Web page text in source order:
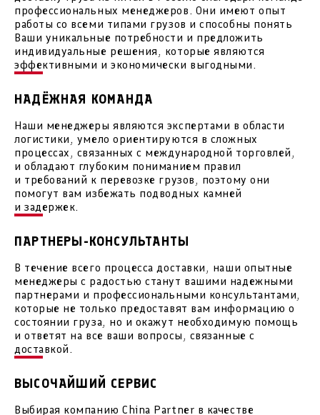
профессиональных менеджеров. Они имеют опыт
работы со всеми типами грузов и способны понять
Ваши уникальные потребности и предложить
индивидуальные решения, которые являются
эффективными и экономически выгодными.
НАДЁЖНАЯ КОМАНДА
Наши менеджеры являются экспертами в области
логистики, умело ориентируются в сложных
процессах, связанных с международной торговлей,
и обладают глубоким пониманием правил
и требований к перевозке грузов, поэтому они
помогут вам избежать подводных камней
и задержек.
ПАРТНЕРЫ-КОНСУЛЬТАНТЫ
В течение всего процесса доставки, наши опытные
менеджеры с радостью станут вашими надежными
партнерами и профессиональными консультантами,
которые не только предоставят вам информацию о
состоянии груза, но и окажут необходимую помощь
и ответят на все ваши вопросы, связанные с
доставкой.
ВЫСОЧАЙШИЙ СЕРВИС
Выбирая компанию China Partner в качестве